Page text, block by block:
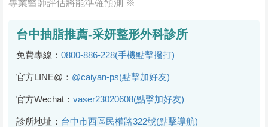
專業醫師評估將能準確預測 ※
台中抽脂推薦-采妍整形外科診所
免費專線： 0800-886-228(手機點擊撥打)
官方LINE@： @caiyan-ps(點擊加好友)
官方Wechat： vaser23020608(點擊加好友)
診所地址： 台中市西區民權路322號(點擊導航)